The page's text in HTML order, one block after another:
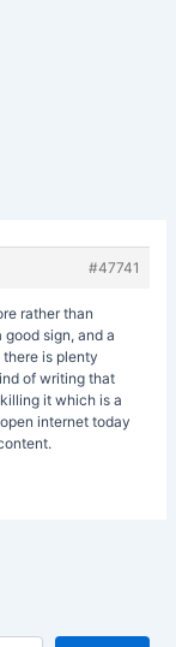
#47741
rather than
sign, and a
is plenty
of writing that
it which is a
internet today